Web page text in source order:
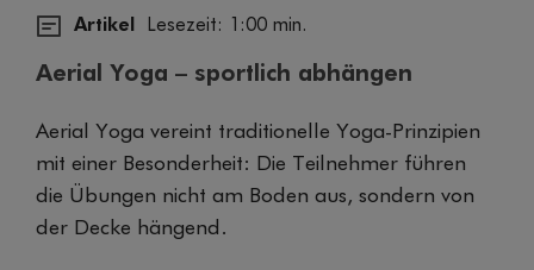
Artikel Lesezeit: 1:00 min.
Aerial Yoga – sportlich abhängen
Aerial Yoga vereint traditionelle Yoga-Prinzipien
mit einer Besonderheit: Die Teilnehmer führen
die Übungen nicht am Boden aus, sondern von
der Decke hängend.